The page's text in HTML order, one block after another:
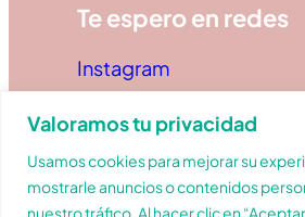
Valoramos tu privacidad
Usamos cookies para mejorar su
mostrarle anuncios o contenidos
nuestro tráfico. Al hacer clic en
Te espero en redes
Instagram
TikTok
Facebook